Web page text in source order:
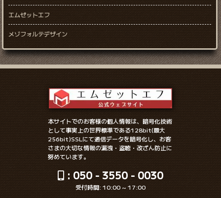
エムゼットエフ
メゾフォルテデザイン
本サイトでのお客様の個人情報は、暗号化技術
として事実上の世界標準である128bit(最大
256bit)SSLにて通信データを暗号化し、お客
さまの大切な情報の漏洩・盗聴・改ざん防止に
努めています。
: 050 - 3550 - 0030
受付時間: 10:00 ~ 17:00